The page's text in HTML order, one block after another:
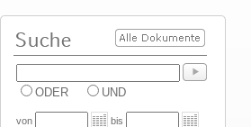
ODER UND
von bis